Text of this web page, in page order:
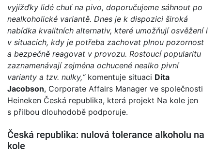
vyjížďky lidé chuť na pivo, doporučujeme sáhnout po
nealkoholické variantě. Dnes je k dispozici široká
nabídka kvalitních alternativ, které umožňují osvěžení i
v situacích, kdy je potřeba zachovat plnou pozornost
a bezpečně reagovat v provozu. Rostoucí popularitu
zaznamenávají zejména ochucené nealko pivní
varianty a tzv. nulky,“komentuje situaci Dita
Jacobson, Corporate Affairs Manager ve společnosti
Heineken Česká republika, která projekt Na kole jen
s přilbou dlouhodobě podporuje.
Česká republika: nulová tolerance alkoholu na
kole